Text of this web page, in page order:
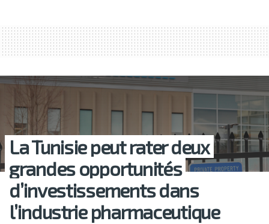
La Tunisie peut rater deux
grandes opportunités
d’investissements dans
l’industrie pharmaceutique